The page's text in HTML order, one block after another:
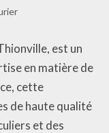
est un
en matière de
cette
de haute qualité
et des